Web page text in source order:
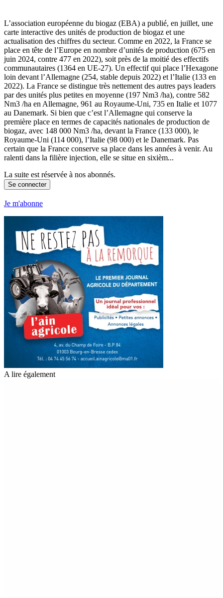
L’association européenne du biogaz (EBA) a publié, en juillet, une
carte interactive des unités de production de biogaz et une
actualisation des chiffres du secteur. Comme en 2022, la France se
place en tête de l’Europe en nombre d’unités de production (675 en
juin 2024, contre 477 en 2022), soit près de la moitié des effectifs
communautaires (1364 en UE-27). Un effectif qui place l’Hexagone
loin devant l’Allemagne (254, stable depuis 2022) et l’Italie (133 en
2022). La France se distingue très nettement des autres pays leaders
par des unités plus petites en moyenne (197 Nm3 /ha), contre 582
Nm3 /ha en Allemagne, 961 au Royaume-Uni, 735 en Italie et 1077
au Danemark. Si bien que c’est l’Allemagne qui conserve la
première place en termes de capacités nationales de production de
biogaz, avec 148 000 Nm3 /ha, devant la France (133 000), le
Royaume-Uni (114 000), l’Italie (98 000) et le Danemark. Pas
certain que la France conserve sa place dans les années à venir. Au
ralenti dans la filière injection, elle se situe en sixièm...
La suite est réservée à nos abonnés.
Se connecter
Je m'abonne
A lire également